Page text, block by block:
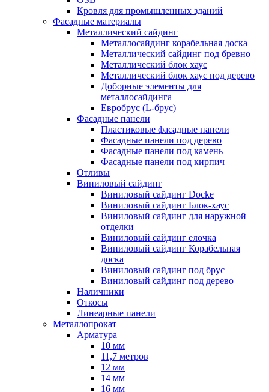
Кровля для промышленных зданий
Фасадные материалы
Металлический сайдинг
Металлосайдинг корабельная доска
Металлический сайдинг под бревно
Металлический блок хаус
Металлический блок хаус под дерево
Доборные элементы для
металлосайдинга
Евробрус (L-брус)
Фасадные панели
Пластиковые фасадные панели
Фасадные панели под дерево
Фасадные панели под камень
Фасадные панели под кирпич
Отливы
Виниловый сайдинг
Виниловый сайдинг Docke
Виниловый сайдинг Блок-хаус
Виниловый сайдинг для наружной
отделки
Виниловый сайдинг елочка
Виниловый сайдинг Корабельная
доска
Виниловый сайдинг под брус
Виниловый сайдинг под дерево
Наличники
Откосы
Линеарные панели
Металлопрокат
Арматура
10 мм
11,7 метров
12 мм
14 мм
16 мм